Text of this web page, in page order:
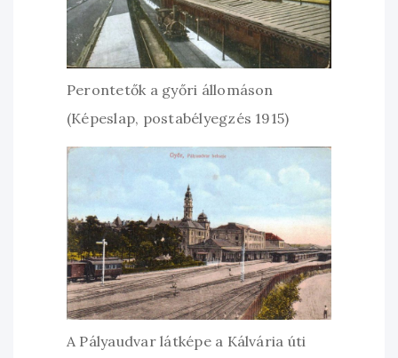
Perontetők a győri állomáson
(Képeslap, postabélyegzés 1915)
A Pályaudvar látképe a Kálvária úti